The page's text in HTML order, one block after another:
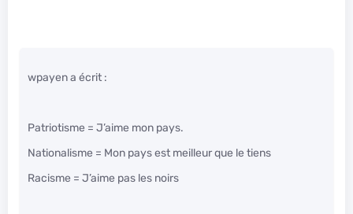
wpayen a écrit :
Patriotisme = J’aime mon pays.
Nationalisme = Mon pays est meilleur que le tiens
Racisme = J’aime pas les noirs